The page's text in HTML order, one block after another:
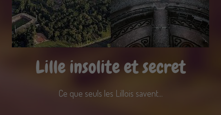
Lille insolite et secret
Ce que seuls les Lillois savent...